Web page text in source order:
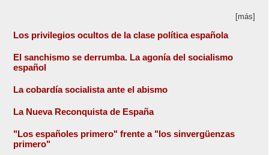
[más]
Los privilegios ocultos de la clase política española
El sanchismo se derrumba. La agonía del socialismo
español
La cobardía socialista ante el abismo
La Nueva Reconquista de España
"Los españoles primero" frente a "los sinvergüenzas
primero"